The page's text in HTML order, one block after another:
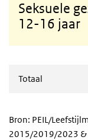
Seksuele
12-16 jaar
Totaal
Bron: PEIL/
2015/2019/2023 &